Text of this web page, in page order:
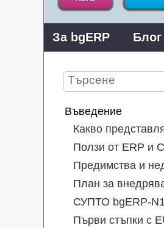
За bgERP Блог
Въведение
Какво
Ползи от ERP и
Предимства и
План за
СУПТО bgERP-
Първи стъпки с